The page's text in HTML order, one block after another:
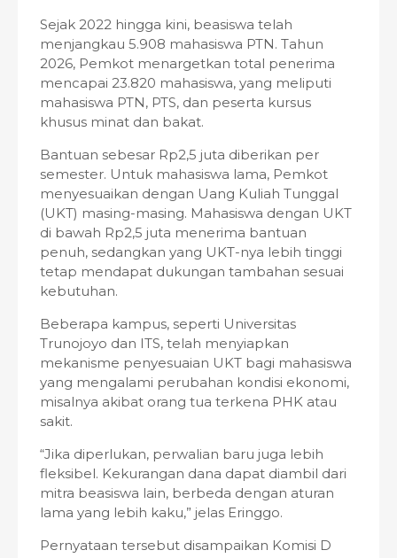
Sejak 2022 hingga kini, beasiswa telah
menjangkau 5.908 mahasiswa PTN. Tahun
2026, Pemkot menargetkan total penerima
mencapai 23.820 mahasiswa, yang meliputi
mahasiswa PTN, PTS, dan peserta kursus
khusus minat dan bakat.
Bantuan sebesar Rp2,5 juta diberikan per
semester. Untuk mahasiswa lama, Pemkot
menyesuaikan dengan Uang Kuliah Tunggal
(UKT) masing-masing. Mahasiswa dengan UKT
di bawah Rp2,5 juta menerima bantuan
penuh, sedangkan yang UKT-nya lebih tinggi
tetap mendapat dukungan tambahan sesuai
kebutuhan.
Beberapa kampus, seperti Universitas
Trunojoyo dan ITS, telah menyiapkan
mekanisme penyesuaian UKT bagi mahasiswa
yang mengalami perubahan kondisi ekonomi,
misalnya akibat orang tua terkena PHK atau
sakit.
“Jika diperlukan, perwalian baru juga lebih
fleksibel. Kekurangan dana dapat diambil dari
mitra beasiswa lain, berbeda dengan aturan
lama yang lebih kaku,” jelas Eringgo.
Pernyataan tersebut disampaikan Komisi D